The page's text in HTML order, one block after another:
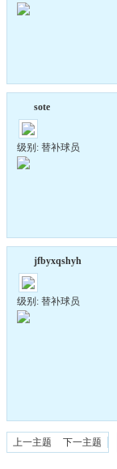
sote
级别: 替补球员
jfbyxqshyh
级别: 替补球员
上一主题 下一主题